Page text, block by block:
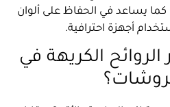
كما يساعد في الحفاظ على ألوان
أجهزة احترافية.
الكريهة في